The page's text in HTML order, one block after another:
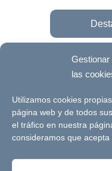
Gestionar
las
Utilizamos cookies
página web y de todos
el tráfico en nuestra
consideramos que acepta
Únete a
© Futuro